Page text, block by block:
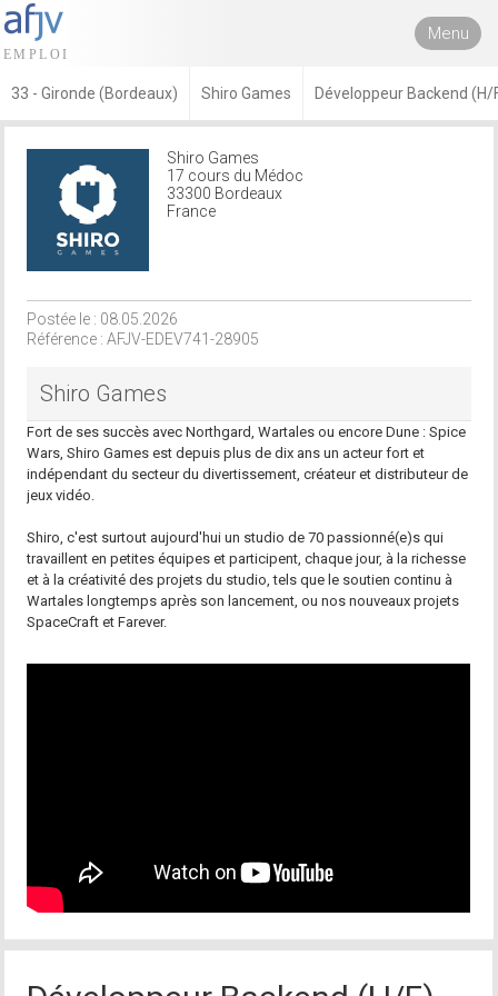
Menu
33 - Gironde (Bordeaux) Shiro Games Développeur Backend (H/
Shiro Games
17 cours du Médoc
33300 Bordeaux
France
Postée le : 08.05.2026
Référence : AFJV-EDEV741-28905
Shiro Games
Fort de ses succès avec Northgard, Wartales ou encore Dune : Spice
Wars, Shiro Games est depuis plus de dix ans un acteur fort et
indépendant du secteur du divertissement, créateur et distributeur de
jeux vidéo.
Shiro, c'est surtout aujourd'hui un studio de 70 passionné(e)s qui
travaillent en petites équipes et participent, chaque jour, à la richesse
et à la créativité des projets du studio, tels que le soutien continu à
Wartales longtemps après son lancement, ou nos nouveaux projets
SpaceCraft et Farever.